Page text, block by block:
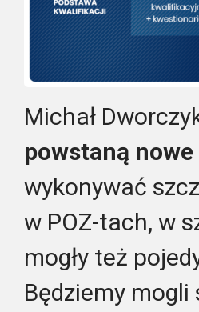
Michał
powstaną
wykonywać
w POZ-tach, w
mogły też
Będziemy